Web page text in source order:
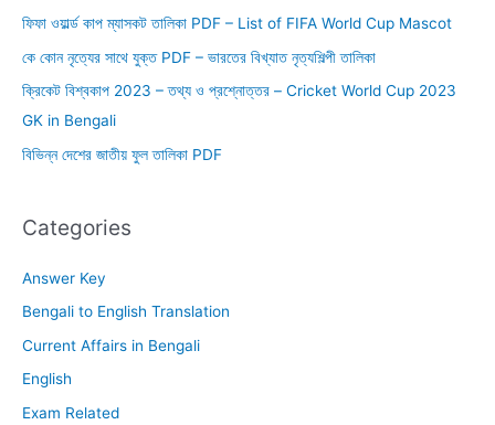
ফিফা ওয়ার্ল্ড কাপ ম্যাসকট তালিকা PDF – List of FIFA World Cup Mascot
কে কোন নৃত্যের সাথে যুক্ত PDF – ভারতের বিখ্যাত নৃত্যশিল্পী তালিকা
ক্রিকেট বিশ্বকাপ 2023 – তথ্য ও প্রশ্নোত্তর – Cricket World Cup 2023
GK in Bengali
বিভিন্ন দেশের জাতীয় ফুল তালিকা PDF
Categories
Answer Key
Bengali to English Translation
Current Affairs in Bengali
English
Exam Related